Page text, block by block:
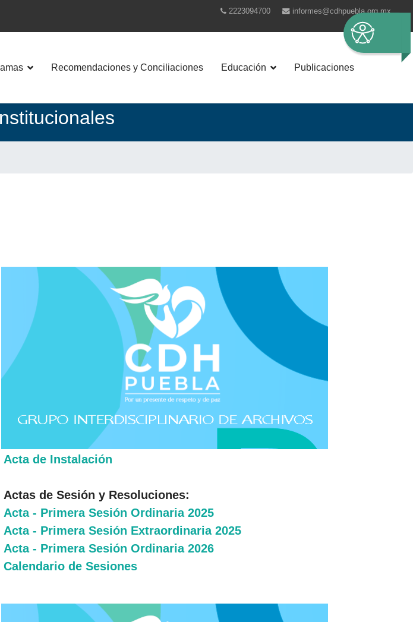
2223094700 informes@cdhpuebla.org.mx
Recomendaciones y Conciliaciones Educación Publicaciones
Acta de Instalación
Actas de Sesión y Resoluciones:
Acta - Primera Sesión Ordinaria 2025
Acta - Primera Sesión Extraordinaria 2025
Acta - Primera Sesión Ordinaria 2026
Calendario de Sesiones